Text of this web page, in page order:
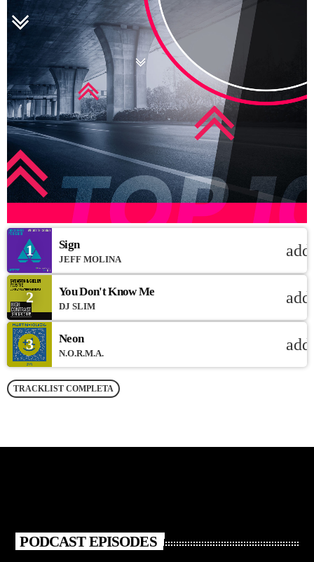
1 Sign
JEFF MOLINA
2 You Don't Know Me
DJ SLIM
3 Neon
N.O.R.M.A.
TRACKLIST COMPLETA
PODCAST EPISODES